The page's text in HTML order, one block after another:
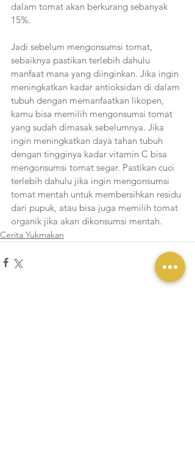
dalam tomat akan berkurang sebanyak
15%.
Jadi sebelum mengonsumsi tomat,
sebaiknya pastikan terlebih dahulu
manfaat mana yang diinginkan. Jika ingin
meningkatkan kadar antioksidan di dalam
tubuh dengan memanfaatkan likopen,
kamu bisa memilih mengonsumsi tomat
yang sudah dimasak sebelumnya. Jika
ingin meningkatkan daya tahan tubuh
dengan tingginya kadar vitamin C bisa
mengonsumsi tomat segar. Pastikan cuci
terlebih dahulu jika ingin mengonsumsi
tomat mentah untuk membersihkan residu
dari pupuk, atau bisa juga memilih tomat
organik jika akan dikonsumsi mentah.
Cerita Yukmakan